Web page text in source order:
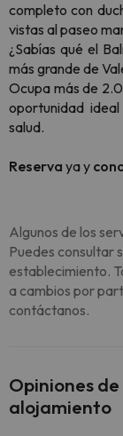
completo con
vistas al paseo
¿Sabías qué el
más grande de
Ocupa más de
oportunidad
salud.
Reserva ya y
Algunos de los
Puedes consultar
establecimiento.
a cambios por
contáctanos.
Opiniones
alojamiento